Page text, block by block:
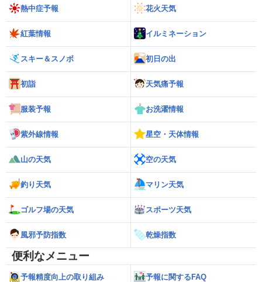
熱中症予報 花火天気
紅葉情報 イルミネーション
スキー＆スノボ 初日の出
初詣 天気痛予報
服装予報 お洗濯情報
紫外線情報 星空・天体情報
山の天気 空の天気
釣り天気 マリン天気
ゴルフ場の天気 スポーツ天気
風邪予防指数 乾燥指数
便利なメニュー
予報精度向上の取り組み 予報に関するFAQ